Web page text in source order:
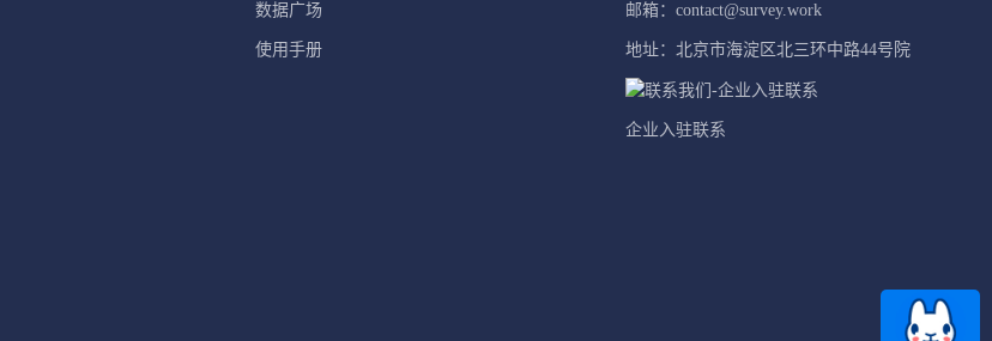
数据广场
使用手册
邮箱：contact@survey.work
地址：北京市海淀区北三环中路44号院
企业入驻联系